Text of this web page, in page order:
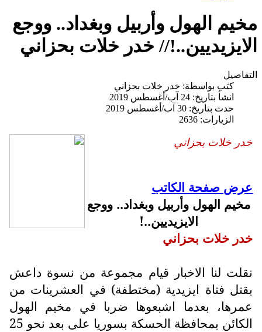
مخيم الهول وأربيل وبغداد.. ووجع
الايزيديين..!// خدر خلات بحزاني
التفاصيل
كتب بواسطة: خدر خلات بحزاني
انشأ بتاريخ: 24 آب/أغسطس 2019
حدث بتاريخ: 30 آب/أغسطس 2019
الزيارات: 2636
خدر خلات بحزاني
عرض صفحة الكاتب
مخيم الهول وأربيل وبغداد.. ووجع
الايزيديين..!
خدر خلات بحزاني
نقلت لنا الاخبار قيام مجموعة من نسوة داعش
بقتل فتاة ايزيدية (مختطفة) في العشرينات من
عمرها، بعدما اشبعوها ضربا في مخيم الهول
الكائن بمحافظة الحسكة بسوريا على بعد نحو 25